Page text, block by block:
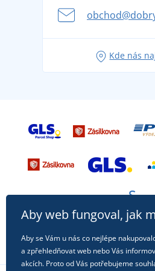
se na dovolenou bez starostí
Tipy na svěží outfity pro
Kde nás
Aby web fungoval, jak
Aby se Vám u nás co nejlépe
a zpřehledňovat web nebo Vás
akcích. Proto od Vás potřebujeme